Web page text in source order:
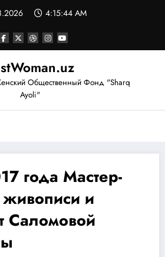
4:15:45 AM
Общественный Фонд "Sharq
Ayoli"
года Мастер-
и
Саломовой